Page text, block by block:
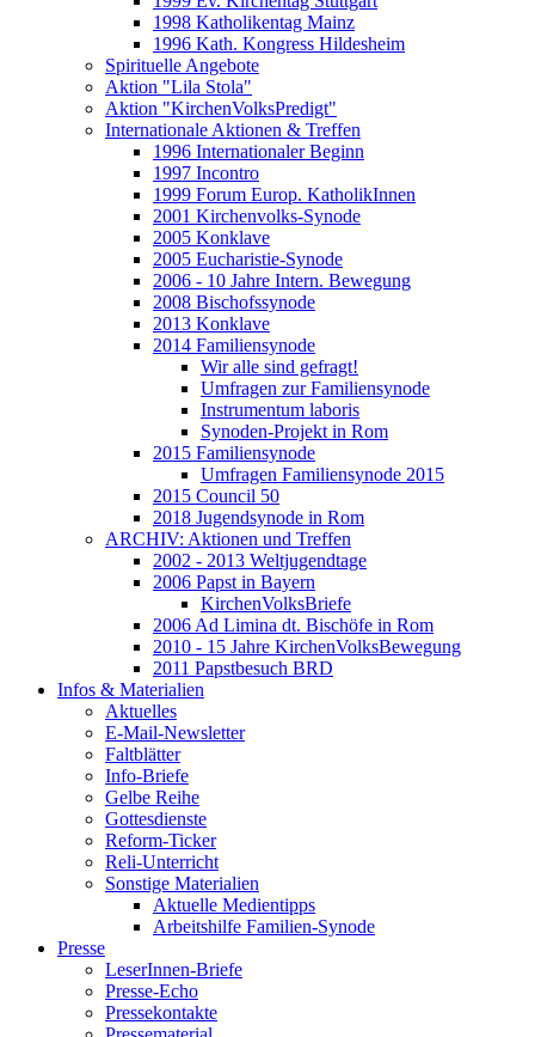
1998 Katholikentag Mainz
1996 Kath. Kongress Hildesheim
Spirituelle Angebote
Aktion "Lila Stola"
Aktion "KirchenVolksPredigt"
Internationale Aktionen & Treffen
1996 Internationaler Beginn
1997 Incontro
1999 Forum Europ. KatholikInnen
2001 Kirchenvolks-Synode
2005 Konklave
2005 Eucharistie-Synode
2006 - 10 Jahre Intern. Bewegung
2008 Bischofssynode
2013 Konklave
2014 Familiensynode
Wir alle sind gefragt!
Umfragen zur Familiensynode
Instrumentum laboris
Synoden-Projekt in Rom
2015 Familiensynode
Umfragen Familiensynode 2015
2015 Council 50
2018 Jugendsynode in Rom
ARCHIV: Aktionen und Treffen
2002 - 2013 Weltjugendtage
2006 Papst in Bayern
KirchenVolksBriefe
2006 Ad Limina dt. Bischöfe in Rom
2010 - 15 Jahre KirchenVolksBewegung
2011 Papstbesuch BRD
Infos & Materialien
Aktuelles
E-Mail-Newsletter
Faltblätter
Info-Briefe
Gelbe Reihe
Gottesdienste
Reform-Ticker
Reli-Unterricht
Sonstige Materialien
Aktuelle Medientipps
Arbeitshilfe Familien-Synode
Presse
LeserInnen-Briefe
Presse-Echo
Pressekontakte